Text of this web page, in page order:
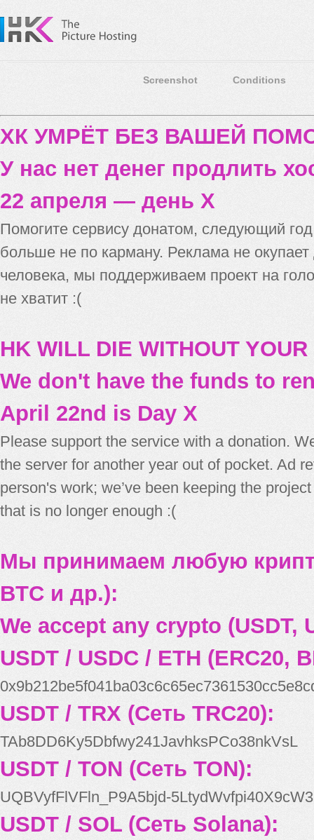
Screenshot Conditions
ХК УМРЁТ БЕЗ ВАШЕЙ
У нас нет денег продлить
22 апреля — день X
Помогите сервису донатом, следующий
больше не по карману. Реклама не
человека, мы поддерживаем проект на
не хватит :(
HK WILL DIE WITHOUT
We don't have the funds to
April 22nd is Day X
Please support the service with a donation.
the server for another year out of pocket. Ad
person's work; we’ve been keeping the
that is no longer enough :(
Мы принимаем любую
BTC и др.):
We accept any crypto (USDT,
USDT / USDC / ETH (ERC20,
USDT / TRX (Сеть TRC20):
TAb8DD6Ky5Dbfwy241JavhksPCo38nkVsL
USDT / TON (Сеть TON):
UQBVyfFlVFln_P9A5bjd-
USDT / SOL (Сеть Solana):